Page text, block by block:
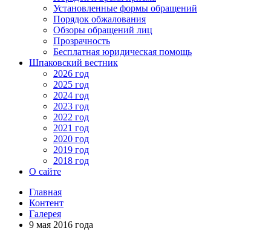
Установленные формы обращений
Порядок обжалования
Обзоры обращений лиц
Прозрачность
Бесплатная юридическая помощь
Шпаковский вестник
2026 год
2025 год
2024 год
2023 год
2022 год
2021 год
2020 год
2019 год
2018 год
О сайте
Главная
Контент
Галерея
9 мая 2016 года